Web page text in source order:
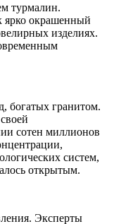
турмалин.
ярко окрашенный
изделиях.
богатых гранитом.
сотен миллионов
систем,
открытым.
Эксперты